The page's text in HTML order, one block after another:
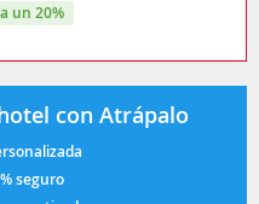
un 20%
con Atrápalo
seguro